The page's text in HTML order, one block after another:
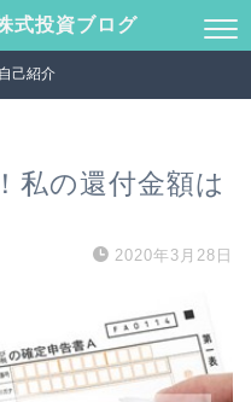
式投資ブログ
自己紹介
私の還付金額は
2020年3月28日